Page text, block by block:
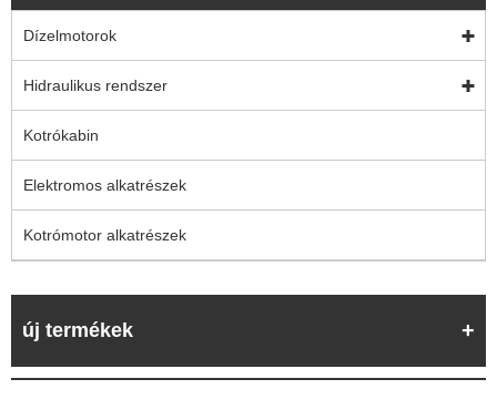
Dízelmotorok
Hidraulikus rendszer
Kotrókabin
Elektromos alkatrészek
Kotrómotor alkatrészek
új termékek